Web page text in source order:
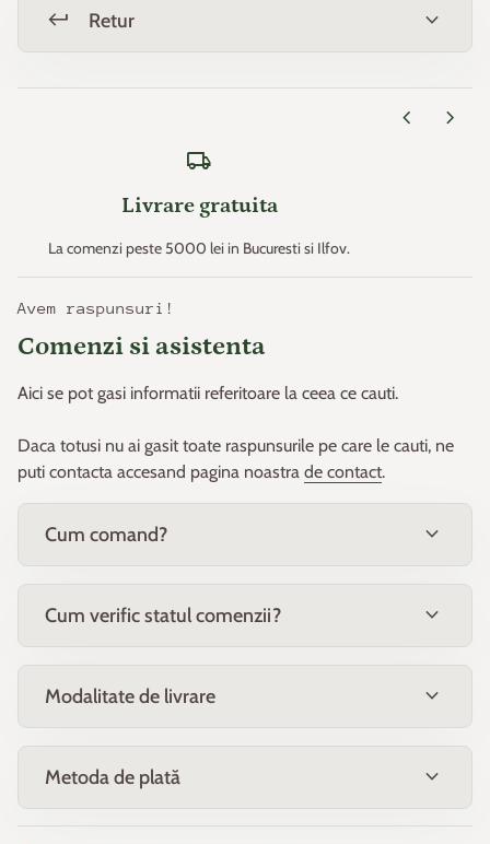
* Temperaturile minime sunt un factor important care
determină rezistența plantelor (capacitatea plantelor de a
Acest principiu a fost creat. la începutul anilor 1960 de către
„Departamentul de Agricultură din Statele Unite ale Americii” ​​
și apoi a fost adaptat pentru Europa de W. Heinz și D.
Schreiber.
Pe baza acestui principiu, Europa a fost împărțit în 11 zone.
keyboard_return Retur expand_more
chevron_left
chevron_right
local_shipping
Livrare gratuita
La comenzi peste 5000 lei in Bucuresti si Ilfov.
Avem raspunsuri!
Comenzi si asistenta
Aici se pot gasi informatii referitoare la ceea ce cauti.
Daca totusi nu ai gasit toate raspunsurile pe care le cauti, ne
puti contacta accesand pagina noastra de contact.
Cum comand? expand_more
Cum verific statul comenzii? expand_more
Modalitate de livrare expand_more
Metoda de plată expand_more